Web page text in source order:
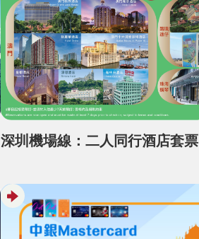
深圳機場線：二人同行酒店套票